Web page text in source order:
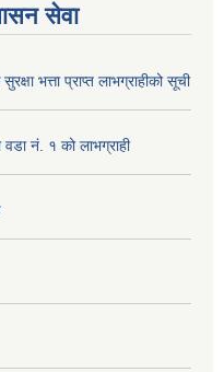
सेवा
भत्ता प्राप्त लाभग्राहीको सूची
वडा नं. १ को लाभग्राही